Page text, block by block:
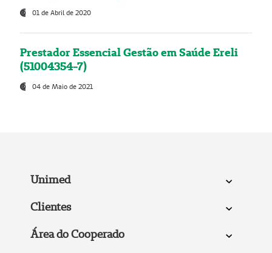
01 de Abril de 2020
Prestador Essencial Gestão em Saúde Ereli
(51004354-7)
04 de Maio de 2021
Unimed
Clientes
Área do Cooperado